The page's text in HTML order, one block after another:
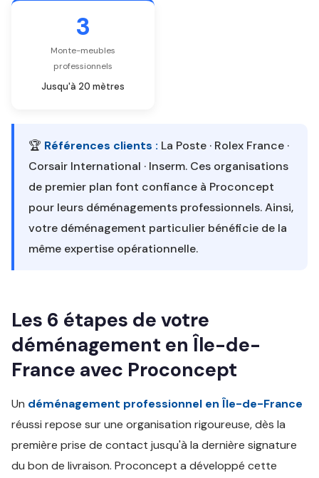
3
Monte-meubles
professionnels
Jusqu'à 20 mètres
🏆 Références clients : La Poste · Rolex France ·
Corsair International · Inserm. Ces organisations
de premier plan font confiance à Proconcept
pour leurs déménagements professionnels. Ainsi,
votre déménagement particulier bénéficie de la
même expertise opérationnelle.
Les 6 étapes de votre
déménagement en Île-de-
France avec Proconcept
Un déménagement professionnel en Île-de-France
réussi repose sur une organisation rigoureuse, dès la
première prise de contact jusqu'à la dernière signature
du bon de livraison. Proconcept a développé cette